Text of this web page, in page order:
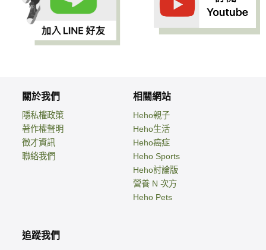
關於我們
隱私權政策
著作權聲明
徵才資訊
聯絡我們
相關網站
Heho親子
Heho生活
Heho癌症
Heho Sports
Heho討論版
營養 N 次方
Heho Pets
追蹤我們